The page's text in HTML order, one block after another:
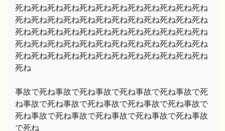
死ね死ね死ね死ね死ね死ね死ね死ね死ね死ね死ね死ね
死ね死ね死ね死ね死ね死ね死ね死ね死ね死ね死ね死ね
死ね死ね死ね死ね死ね死ね死ね死ね死ね死ね死ね死ね
死ね死ね死ね死ね死ね死ね死ね死ね死ね死ね死ね死ね
死ね死ね死ね死ね死ね死ね死ね死ね死ね死ね死ね死ね
死ね
事故で死ね事故で死ね事故で死ね事故で死ね事故で死
ね事故で死ね事故で死ね事故で死ね事故で死ね事故で
死ね事故で死ね事故で死ね事故で死ね事故で死ね事故
で死ね